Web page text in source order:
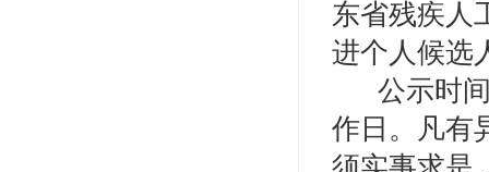
东省残疾人
进个人候选
公示时
作日。凡有